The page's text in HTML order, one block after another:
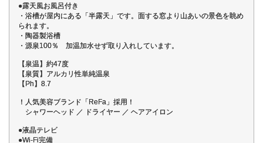
●露天風お風呂付き
・浴槽が屋内にある「半露天」です。面する窓より山あいの景色を眺め
られます。
・陶器製浴槽
・源泉100％ 加温加水せず取り入れしています。
【泉温】約47度
【泉質】アルカリ性単純温泉
【Ph】8.7
！人気美容ブランド「ReFa」採用！
シャワーヘッド ／ ドライヤー ／ ヘアアイロン
●液晶テレビ
●Wi-Fi完備